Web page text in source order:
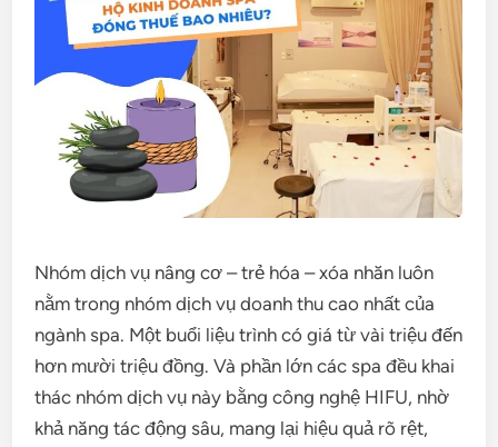
Nhóm dịch vụ nâng cơ – trẻ hóa – xóa nhăn luôn
nằm trong nhóm dịch vụ doanh thu cao nhất của
ngành spa. Một buổi liệu trình có giá từ vài triệu đến
hơn mười triệu đồng. Và phần lớn các spa đều khai
thác nhóm dịch vụ này bằng công nghệ HIFU, nhờ
khả năng tác động sâu, mang lại hiệu quả rõ rệt,